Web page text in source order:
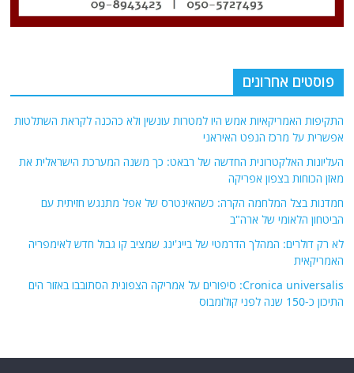
פוסטים אחרונים
התקיפות האמריקאיות אמש היו למטרות עונשין ולא כהכנה לקראת השתלטות
אפשרית על מרכז הנפט האיראני
העליונות האלקטרונית החדשה של רבאט: כך משנה המערכת הישראלית את
מאזן הכוחות בצפון אפריקה
חמדנות בצל המלחמה הקרה: כשהאינטרס של אפל מתנגש חזיתית עם
הביטחון הלאומי של ארה"ב
לא רק דולרים: המהלך הדרמטי של בייג'ינג שמציב קו גבול חדש לאימפריה
האמריקאית
Cronica universalis: סיפורים על אמריקה הצפונית הסתובבו באזור הים
התיכון כ-150 שנה לפני קולומבוס